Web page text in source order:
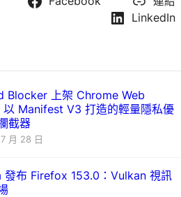
LinkedIn
Blocker 上架 Chrome Web
以 Manifest V3 打造的輕量隱私優
截器
月 28 日
發布 Firefox 153.0：Vulkan 視訊